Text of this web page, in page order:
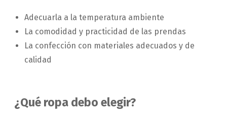
Adecuarla a la temperatura ambiente
La comodidad y practicidad de las prendas
La confección con materiales adecuados y de
calidad
¿Qué ropa debo elegir?